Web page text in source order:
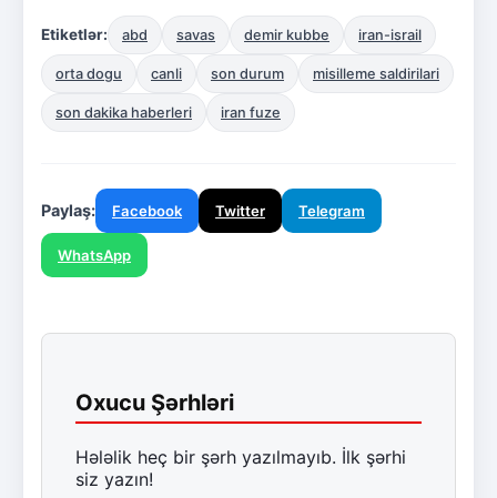
Etiketlər: abd savas demir kubbe iran-israil
orta dogu canli son durum misilleme saldirilari
son dakika haberleri iran fuze
Paylaş: Facebook Twitter Telegram
WhatsApp
Oxucu Şərhləri
Hələlik heç bir şərh yazılmayıb. İlk şərhi
siz yazın!